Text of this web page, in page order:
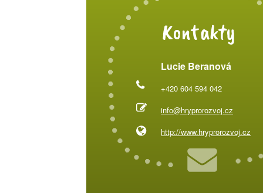
Kontakty
Lucie Beranová
+420 604 594 042
info@hryprorozvoj.cz
http://www.hryprorozvoj.cz